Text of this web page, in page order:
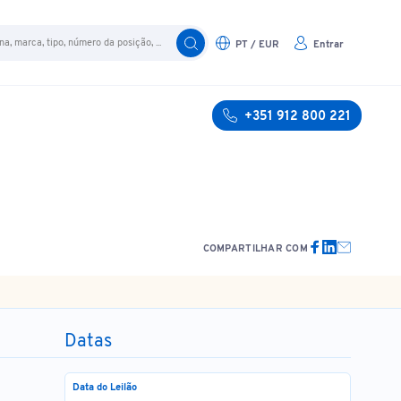
PT / EUR Entrar
+351 912 800 221
COMPARTILHAR COM
Datas
Data do Leilão